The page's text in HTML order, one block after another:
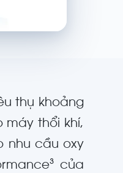
thụ khoảng
máy thổi khí,
nhu cầu oxy
của